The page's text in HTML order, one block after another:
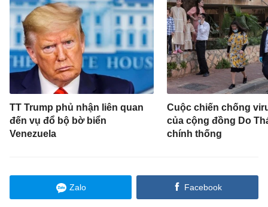
TT Trump phủ nhận liên quan
đến vụ đổ bộ bờ biển
Venezuela
Cuộc chiến chống
của cộng đồng Do
chính thống
Zalo Facebook